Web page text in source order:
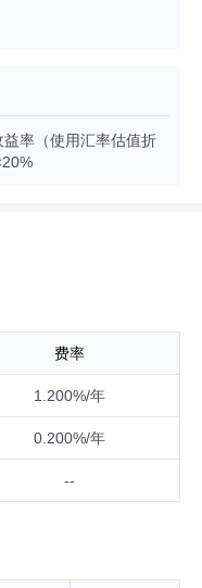
业债、公司债、政府
转换债券、分离交易
券回购、银行存款
）、同业存单、股指
规定）。 本基金股票
95%（其中，本基金
率（使用汇率估值折
费率
1.200%/年
0.200%/年
--